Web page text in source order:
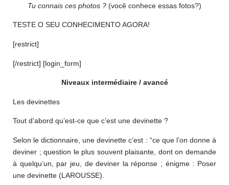
Tu connais ces photos ? (você conhece essas fotos?)
TESTE O SEU CONHECIMENTO AGORA!
[restrict]
[/restrict] [login_form]
Niveaux intermédiaire / avancé
Les devinettes
Tout d’abord qu’est-ce que c’est une devinette ?
Selon le dictionnaire, une devinette c’est : “ce que l’on donne à
deviner ; question le plus souvent plaisante, dont on demande
à quelqu’un, par jeu, de deviner la réponse ; énigme : Poser
une devinette (LAROUSSE).